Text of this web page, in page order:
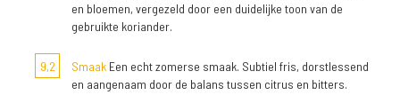
en bloemen, vergezeld door een duidelijke toon van de
gebruikte koriander.
9,2 Smaak Een echt zomerse smaak. Subtiel fris, dorstlessend
en aangenaam door de balans tussen citrus en bitters.